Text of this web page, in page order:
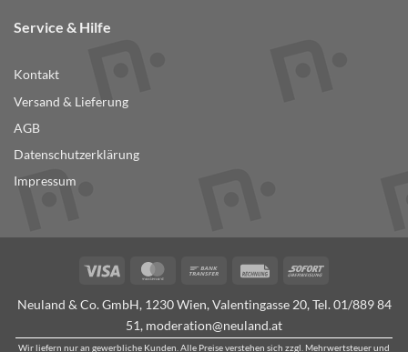
Service & Hilfe
Kontakt
Versand & Lieferung
AGB
Datenschutzerklärung
Impressum
Visa MasterCardBank
RechungSofort
Neuland & Co. GmbH, 1230 Wien, Valentingasse 20, Tel. 01/889 84
51, moderation@neuland.at
Wir liefern nur an gewerbliche Kunden. Alle Preise verstehen sich zzgl. Mehrwertsteuer und